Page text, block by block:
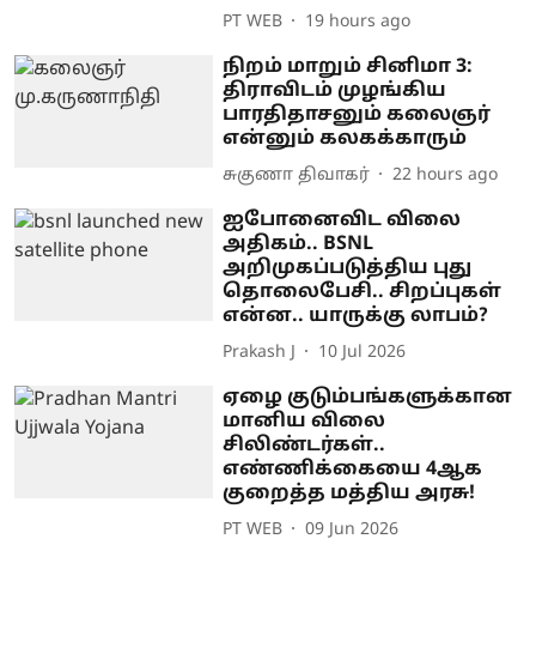
PT WEB 19 hours ago
நிறம் மாறும் சினிமா 3:
திராவிடம் முழங்கிய
பாரதிதாசனும் கலைஞர்
என்னும் கலகக்காரும்
சுகுணா திவாகர் 22 hours ago
ஐபோனைவிட விலை
அதிகம்.. BSNL
அறிமுகப்படுத்திய புது
தொலைபேசி.. சிறப்புகள்
என்ன.. யாருக்கு லாபம்?
Prakash J 10 Jul 2026
ஏழை குடும்பங்களுக்கான
மானிய விலை
சிலிண்டர்கள்..
எண்ணிக்கையை 4ஆக
குறைத்த மத்திய அரசு!
PT WEB 09 Jun 2026